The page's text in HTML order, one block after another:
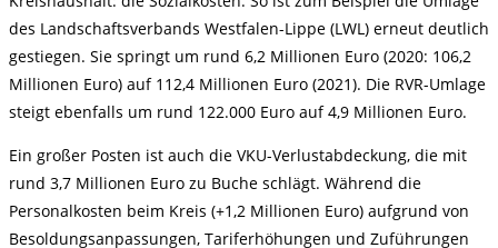
des Landschaftsverbands Westfalen-Lippe (LWL) erneut deutlich
gestiegen. Sie springt um rund 6,2 Millionen Euro (2020: 106,2
Millionen Euro) auf 112,4 Millionen Euro (2021). Die RVR-Umlage
steigt ebenfalls um rund 122.000 Euro auf 4,9 Millionen Euro.
Ein großer Posten ist auch die VKU-Verlustabdeckung, die mit
rund 3,7 Millionen Euro zu Buche schlägt. Während die
Personalkosten beim Kreis (+1,2 Millionen Euro) aufgrund von
Besoldungsanpassungen, Tariferhöhungen und Zuführungen